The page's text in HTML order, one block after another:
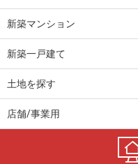
新築マンション
新築一戸建て
土地を探す
店舗/事業用